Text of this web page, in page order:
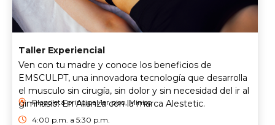
Taller Experiencial
Ven con tu madre y conoce los beneficios de
EMSCULPT, una innovadora tecnología que desarrolla
el musculo sin cirugía, sin dolor y sin necesidad del ir al
gimnasio. En Alianza con la marca Alestetic.
Plazoleta principal 1er piso, Miniso
4:00 p.m. a 5:30 p.m.